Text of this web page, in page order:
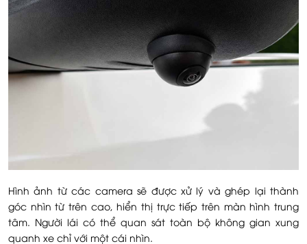
Hình ảnh từ các camera sẽ được xử lý và ghép lại thành
góc nhìn từ trên cao, hiển thị trực tiếp trên màn hình trung
tâm. Người lái có thể quan sát toàn bộ không gian xung
quanh xe chỉ với một cái nhìn.